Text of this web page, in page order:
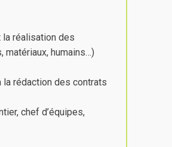
réalisation des
matériaux, humains…)
rédaction des contrats
chef d’équipes,